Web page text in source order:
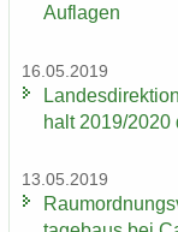
Auf­la­gen
16.05.2019
halt 2019/2020
13.05.2019